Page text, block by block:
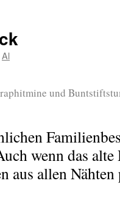
Al
und
wenn das alte
aus allen Nähten